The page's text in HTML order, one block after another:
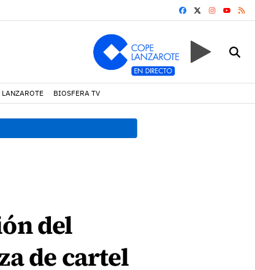
FACEBOOK
YOUTUBE
LANZAROTE BIOSFERA TV
del
de cartel